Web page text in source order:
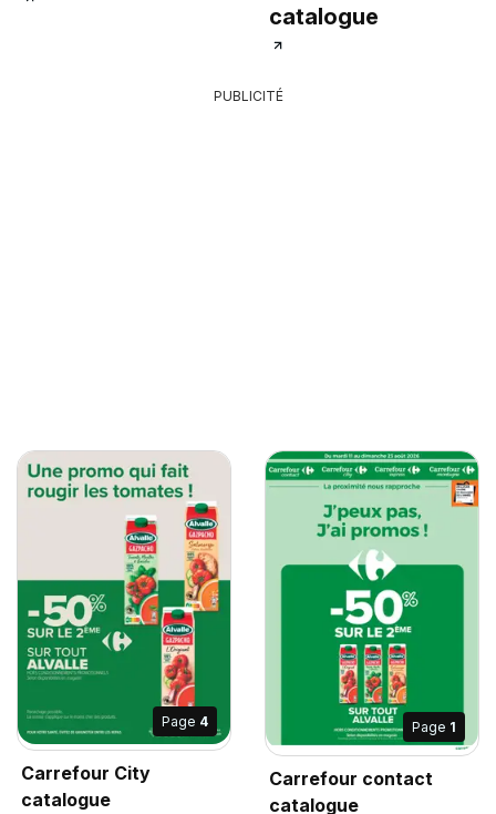
catalogue
PUBLICITÉ
Page 4
Carrefour City
catalogue
Page 1
Carrefour contact
catalogue